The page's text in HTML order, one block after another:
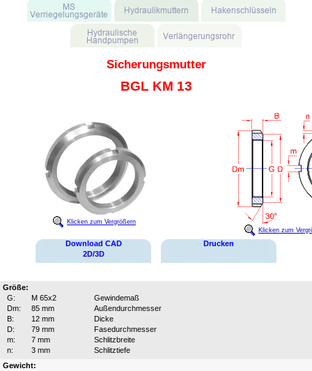
Sicherungsmutter
BGL KM 13
Klicken zum Vergrößern
Klicken zum
Download CAD
2D/3D
Drucken
Größe:
G:
M 65x2
Gewindemaß
Dm:
85 mm
Außendurchmesser
B:
12 mm
Dicke
D:
79 mm
Fasedurchmesser
m:
7 mm
Schlitzbreite
n:
3 mm
Schlitztiefe
Gewicht: